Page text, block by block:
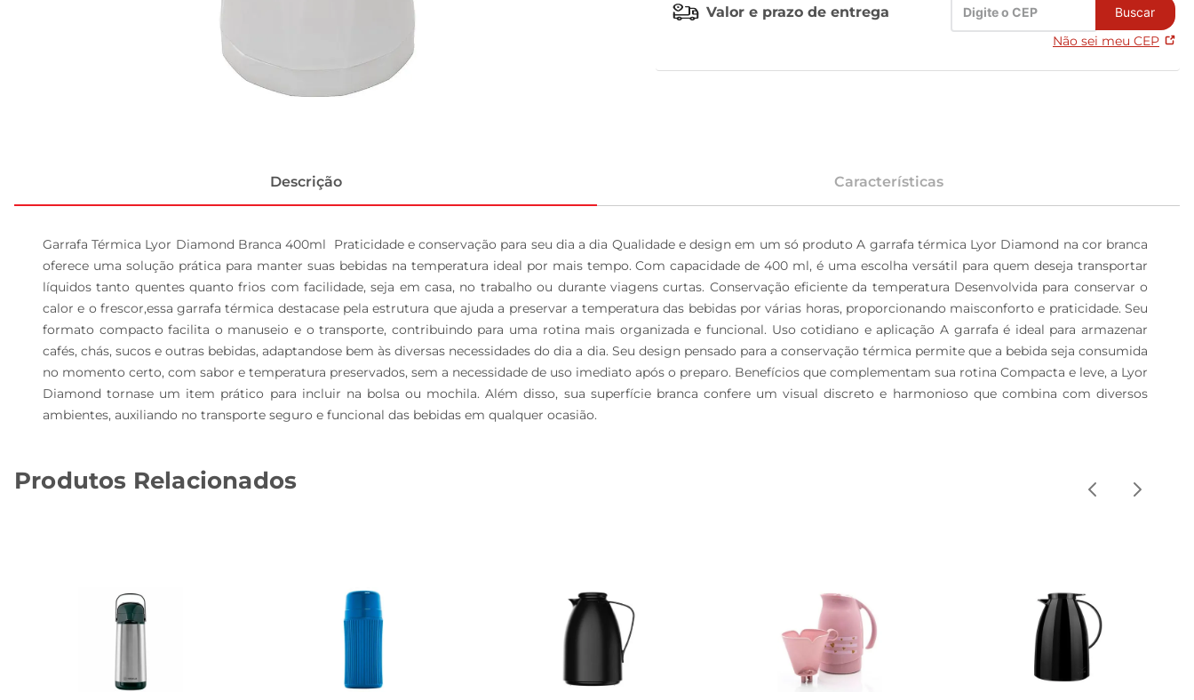
Valor e prazo de entrega Buscar
Não sei meu CEP
Descrição Características
Garrafa Térmica Lyor Diamond Branca 400ml  Praticidade e conservação para seu dia a dia Qualidade e design em um só produto A garrafa térmica Lyor Diamond na cor branca
oferece uma solução prática para manter suas bebidas na temperatura ideal por mais tempo. Com capacidade de 400 ml, é uma escolha versátil para quem deseja transportar
líquidos tanto quentes quanto frios com facilidade, seja em casa, no trabalho ou durante viagens curtas. Conservação eficiente da temperatura Desenvolvida para conservar o
calor e o frescor,essa garrafa térmica destacase pela estrutura que ajuda a preservar a temperatura das bebidas por várias horas, proporcionando maisconforto e praticidade. Seu
formato compacto facilita o manuseio e o transporte, contribuindo para uma rotina mais organizada e funcional. Uso cotidiano e aplicação A garrafa é ideal para armazenar
cafés, chás, sucos e outras bebidas, adaptandose bem às diversas necessidades do dia a dia. Seu design pensado para a conservação térmica permite que a bebida seja consumida
no momento certo, com sabor e temperatura preservados, sem a necessidade de uso imediato após o preparo. Benefícios que complementam sua rotina Compacta e leve, a Lyor
Diamond tornase um item prático para incluir na bolsa ou mochila. Além disso, sua superfície branca confere um visual discreto e harmonioso que combina com diversos
ambientes, auxiliando no transporte seguro e funcional das bebidas em qualquer ocasião.
Produtos Relacionados